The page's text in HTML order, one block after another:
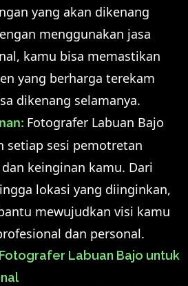
yang akan dikenang
menggunakan jasa
kamu bisa memastikan
yang berharga terekam
dikenang selamanya.
Fotografer Labuan Bajo
setiap sesi pemotretan
keinginan kamu. Dari
lokasi yang diinginkan,
mewujudkan visi kamu
dan personal.
Labuan Bajo untuk